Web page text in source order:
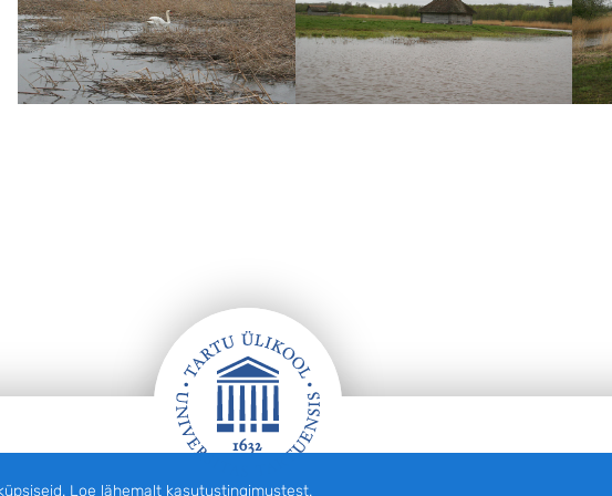
Loe lähemalt kasutustingimustest.